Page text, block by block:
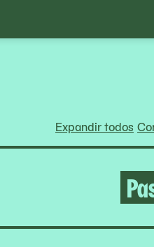
Expandir todos